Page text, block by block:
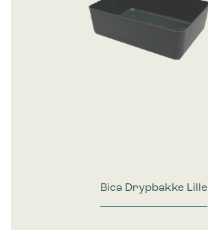
Bica Drypbakke Lille